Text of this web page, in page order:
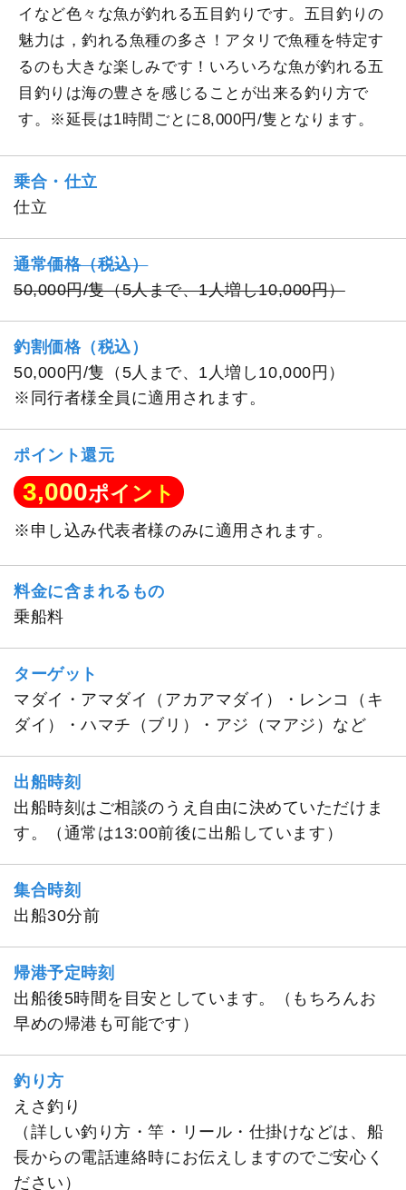
イなど色々な魚が釣れる五目釣りです。五目釣りの
魅力は，釣れる魚種の多さ！アタリで魚種を特定す
るのも大きな楽しみです！いろいろな魚が釣れる五
目釣りは海の豊さを感じることが出来る釣り方で
す。※延長は1時間ごとに8,000円/隻となります。
乗合・仕立
仕立
通常価格（税込）
50,000円/隻（5人まで、1人増し10,000円）
釣割価格（税込）
50,000円/隻（5人まで、1人増し10,000円）
※同行者様全員に適用されます。
ポイント還元
3,000ポイント
※申し込み代表者様のみに適用されます。
料金に含まれるもの
乗船料
ターゲット
マダイ・アマダイ（アカアマダイ）・レンコ（キ
ダイ）・ハマチ（ブリ）・アジ（マアジ）など
出船時刻
出船時刻はご相談のうえ自由に決めていただけま
す。（通常は13:00前後に出船しています）
集合時刻
出船30分前
帰港予定時刻
出船後5時間を目安としています。（もちろんお
早めの帰港も可能です）
釣り方
えさ釣り
（詳しい釣り方・竿・リール・仕掛けなどは、船
長からの電話連絡時にお伝えしますのでご安心く
ださい）